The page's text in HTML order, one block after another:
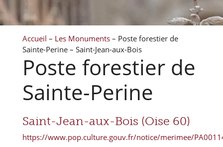
Accueil – Les Monuments – Poste forestier de
Sainte-Perine – Saint-Jean-aux-Bois
Poste forestier de
Sainte-Perine
Saint-Jean-aux-Bois (Oise 60)
https://www.pop.culture.gouv.fr/notice/merimee/